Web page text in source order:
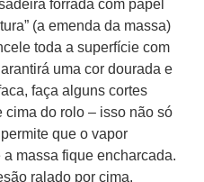
forrada com papel
(a emenda da massa)
toda a superfície com
uma cor dourada e
faça alguns cortes
cima do rolo – isso não só
que o vapor
massa fique encharcada.
ralado por cima.